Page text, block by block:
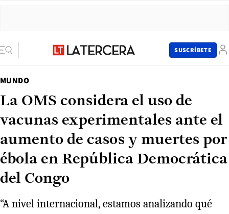
SUSCRÍBETE
MUNDO
La OMS considera el uso de
vacunas experimentales ante el
aumento de casos y muertes por
ébola en República Democrática
del Congo
“A nivel internacional, estamos analizando qué